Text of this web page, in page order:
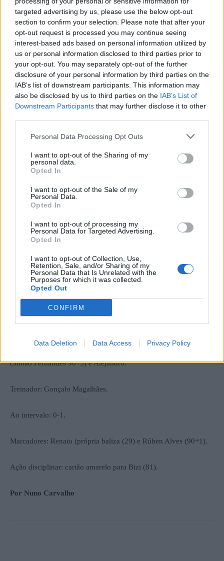
targeted advertising by us, please use the below opt-out
section to confirm your selection. Please note that after your
opt-out request is processed you may continue seeing
interest-based ads based on personal information utilized by
us or personal information disclosed to third parties prior to
your opt-out. You may separately opt-out of the further
disclosure of your personal information by third parties on the
IAB’s list of downstream participants. This information may
also be disclosed by us to third parties on the IAB’s List of
Downstream Participants that may further disclose it to other
Personal Data Processing Opt Outs
I want to opt-out of the Sharing of my
personal data.
Opted In
I want to opt-out of the Sale of my
Personal Data.
Opted In
I want to opt-out of processing my
Personal Data for Targeted Advertising.
Opted In
I want to opt-out of Collection, Use,
Retention, Sale, and/or Sharing of my
Personal Data that Is Unrelated with the
Purposes for which it was collected.
Opted Out
CONFIRM
Data Deletion Data Access Privacy Policy
Montalegre justa: “Foi um jogo difícil. Sabemos que o
Montalegre tem uma equipa fortíssima, mas batemo-nos bem,
temos de dar os parabéns ao Montalegre porque ganhou bem. A
equipa do Cumieira é jovem, comete uns erros que são fatais. A
minha equipa merecia um golinho.”
O treinador do Montalegre, Gonçalo Magalhães, diz que o jogo
foi dentro daquilo que se previa: “Tivemos uma entrada forte, na
oportunidades e só faz um golo fica refém do resultado. Claro
que não foi uma vitória tranquila.”
Cumieira – Montalegre: 0-2.
Arbitro: Sérgio Sousa.
Cumieira: Sousa, Renato, Mário (Costa 87), Barandas, Bruninho,
Jotinha, Miguel, Matos, Taveira ©, Pereira e Magalhães.
Treinador: Rosário.
Montalegre: Dani Gomes, Tiago Oliveira, Alisson, Diogo Faria,
(Simão Fernandes 90+3) e Alejandro.
Treinador: Gonçalo Magalhães.
Ao intervalo: 0-1.
Marcadores: Renato (própria baliza (29) e Rúben Alves (90+1).
Ação disciplinar: cartão amarelo para Bizi (81).
Por Nuno Carvalho